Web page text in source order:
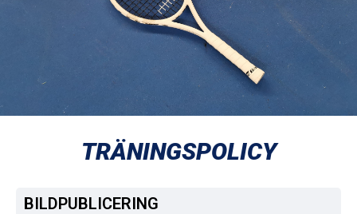
TRÄNINGSPOLICY
BILDPUBLICERING